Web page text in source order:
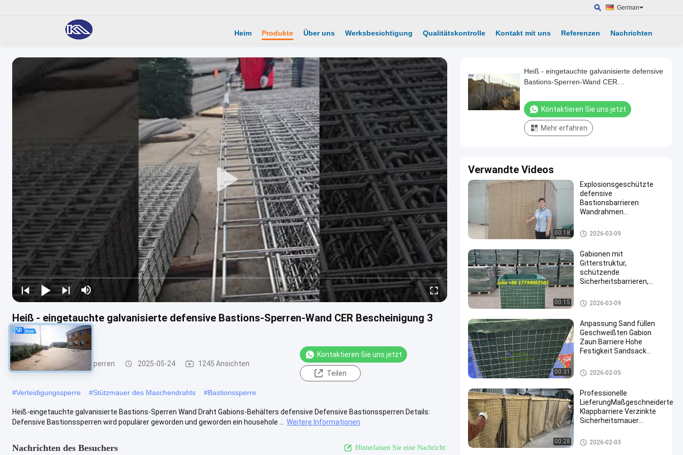
German
Heim Produkte Über uns Werksbesichtigung Qualitätskontrolle Kontakt mit uns Referenzen Nachrichten
Heiß - eingetauchte galvanisierte defensive Bastions-Sperren-Wand CER Bescheinigung 3
Jahre Garantie-
Defensive Bastions-Sperren 2025-05-24 1245 Ansichten
Kontaktieren Sie uns jetzt
Teilen
#Verteidigungssperre #Stützmauer des Maschendrahts #Bastionssperre
Heiß-eingetauchte galvanisierte Bastions-Sperren Wand Draht Gabions-Behälters defensive Defensive Bastionssperren Details:
Defensive Bastionssperren wird populärer geworden und geworden ein househole ...
Weitere Informationen
Nachrichten des Besuchers Hinterlassen Sie eine Nachricht.
Heiß - eingetauchte galvanisierte defensive
Bastions-Sperren-Wand CER
Kontaktieren Sie uns jetzt
Mehr erfahren
Verwandte Videos
00:18
Explosionsgeschützte
defensive
Bastionsbarrieren
Wandrahmen
feuerverzinkt Langlebige
Hesco-
Defensive Bastions-Sperren
2026-03-09
00:15
Gabionen mit
Gitterstruktur,
schützende
Sicherheitsbarrieren,
Gittergröße von 3x3 Zoll,
entwickelt für maximalen
Sicherheitsleistung
Defensive Bastions-Sperren
2026-03-09
00:31
Anpassung Sand füllen
Geschweißten Gabion
Zaun Barriere Hohe
Festigkeit Sandsack
Barriere
Defensive Sperre
2026-02-05
00:28
Professionelle
LieferungMaßgeschneiderte
Klappbarriere Verzinkte
Sicherheitsmauer
Abwehrbarriere Explosion
Aufbewahrung
Defensive Sperre
2026-02-03